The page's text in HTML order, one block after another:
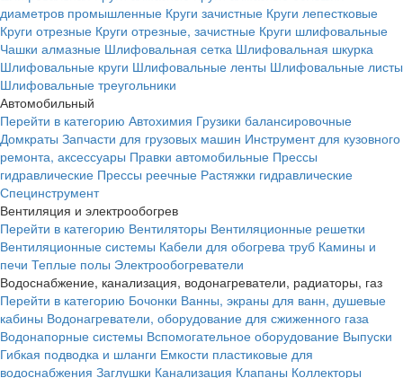
диаметров промышленные Круги зачистные Круги лепестковые
Круги отрезные Круги отрезные, зачистные Круги шлифовальные
Чашки алмазные Шлифовальная сетка Шлифовальная шкурка
Шлифовальные круги Шлифовальные ленты Шлифовальные листы
Шлифовальные треугольники
Автомобильный
Перейти в категорию Автохимия Грузики балансировочные
Домкраты Запчасти для грузовых машин Инструмент для кузовного
ремонта, аксессуары Правки автомобильные Прессы
гидравлические Прессы реечные Растяжки гидравлические
Специнструмент
Вентиляция и электрообогрев
Перейти в категорию Вентиляторы Вентиляционные решетки
Вентиляционные системы Кабели для обогрева труб Камины и
печи Теплые полы Электрообогреватели
Водоснабжение, канализация, водонагреватели, радиаторы, газ
Перейти в категорию Бочонки Ванны, экраны для ванн, душевые
кабины Водонагреватели, оборудование для сжиженного газа
Водонапорные системы Вспомогательное оборудование Выпуски
Гибкая подводка и шланги Емкости пластиковые для
водоснабжения Заглушки Канализация Клапаны Коллекторы